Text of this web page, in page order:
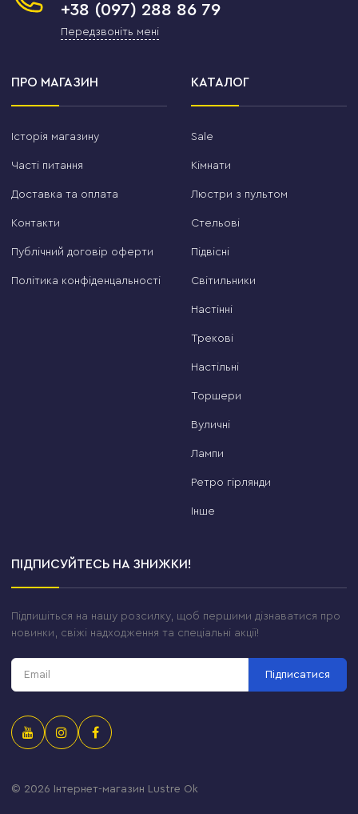
+38 (097) 288 86 79
Передзвоніть мені
ПРО МАГАЗИН
Історія магазину
Часті питання
Доставка та оплата
Контакти
Публічний договір оферти
Політика конфіденцальності
КАТАЛОГ
Sale
Кімнати
Люстри з пультом
Стельові
Підвісні
Світильники
Настінні
Трекові
Настільні
Торшери
Вуличні
Лампи
Ретро гірлянди
Інше
ПІДПИСУЙТЕСЬ НА ЗНИЖКИ!
Підпишіться на нашу розсилку, щоб першими дізнаватися про
новинки, свіжі надходження та спеціальні акції!
Підписатися
© 2026 Інтернет-магазин Lustre Ok